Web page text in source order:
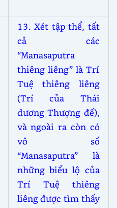
13. Xét tập thể, tất
cả các
“Manasaputra
thiêng liêng” là Trí
Tuệ thiêng liêng
(Trí của Thái
dương Thượng đế),
và ngoài ra còn có
vô số
“Manasaputra” là
những biểu lộ của
Trí Tuệ thiêng
liêng được tìm thấy